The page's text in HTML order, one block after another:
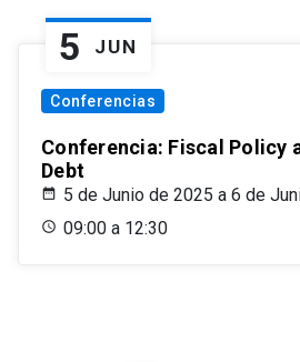
5 JUN
Conferencias
Conferencia: Fiscal Policy
Debt
5 de Junio de 2025 a 6 de
09:00 a 12:30